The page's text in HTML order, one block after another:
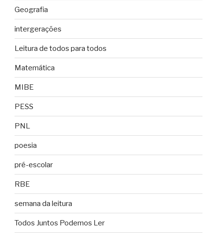
Geografia
intergerações
Leitura de todos para todos
Matemática
MIBE
PESS
PNL
poesia
pré-escolar
RBE
semana da leitura
Todos Juntos Podemos Ler